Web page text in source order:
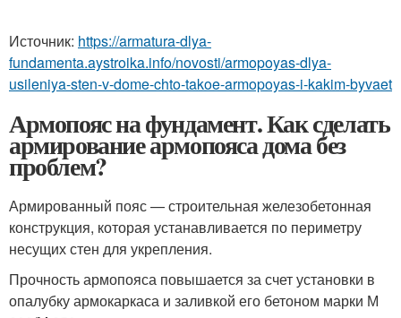
Источник: https://armatura-dlya-
fundamenta.aystroika.info/novosti/armopoyas-dlya-
usileniya-sten-v-dome-chto-takoe-armopoyas-i-kakim-byvaet
Армопояс на фундамент. Как сделать
армирование армопояса дома без
проблем?
Армированный пояс — строительная железобетонная
конструкция, которая устанавливается по периметру
несущих стен для укрепления.
Прочность армопояса повышается за счет установки в
опалубку армокаркаса и заливкой его бетоном марки М